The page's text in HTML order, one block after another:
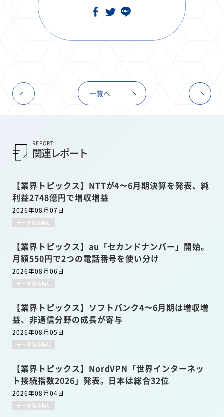
一覧へ
REPORT
関連レポート
【業界トピックス】NTTが4〜6月期決算を発表、純
利益2748億円で増収増益
2026年08月07日
データ販売無し
【業界トピックス】au「セカンドナンバー」開始。
月額550円で2つの電話番号を使い分け
2026年08月06日
データ販売無し
【業界トピックス】ソフトバンク4〜6月期は増収増
益、非通信分野の成長が寄与
2026年08月05日
データ販売無し
【業界トピックス】NordVPN「世界インターネッ
ト接続指数2026」発表。日本は総合32位
2026年08月04日
データ販売無し